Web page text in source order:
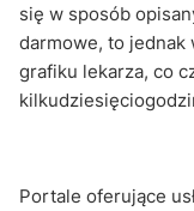
się w sposób
darmowe, to jednak
grafiku lekarza, co
Portale oferujące